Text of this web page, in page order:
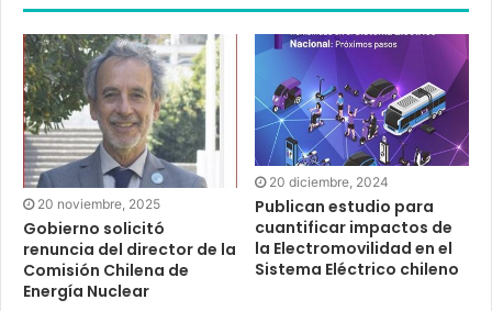
20 noviembre, 2025
Gobierno solicitó
renuncia del director de la
Comisión Chilena de
Energía Nuclear
20 diciembre, 2024
Publican estudio para
cuantificar impactos de
la Electromovilidad en el
Sistema Eléctrico chileno